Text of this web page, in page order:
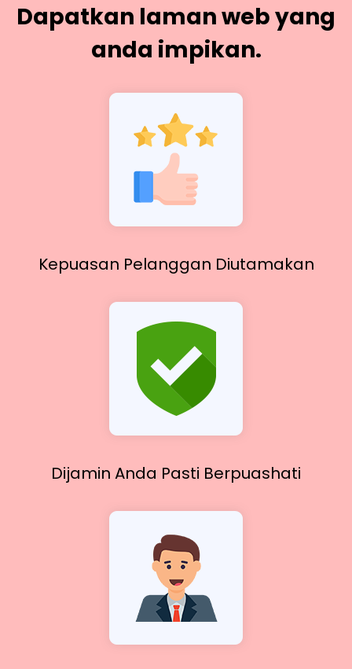
Dapatkan laman web yang
anda impikan.
Kepuasan Pelanggan Diutamakan
Dijamin Anda Pasti Berpuashati